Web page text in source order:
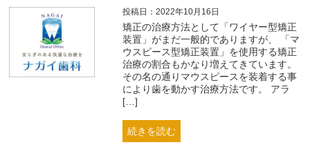
投稿日：2022年10月16日
矯正の治療方法として「ワイヤー型矯正
装置」がまだ一般的でありますが、 「マ
ウスピース型矯正装置」を使用する矯正
治療の割合もかなり増えてきています。
その名の通りマウスピースを装着する事
により歯を動かす治療方法です。 アラ
[…]
続きを読む